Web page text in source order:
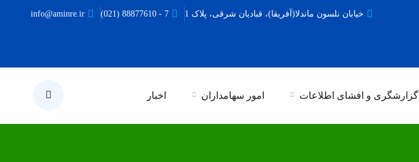
خیابان نلسون ماندلا(آفریقا)، قبادیان شرقی، پلاک 1 7 - 88877610 (021)
info@aminre.ir
گزارشگری و افشای اطلاعات امور سهامداران اخبار